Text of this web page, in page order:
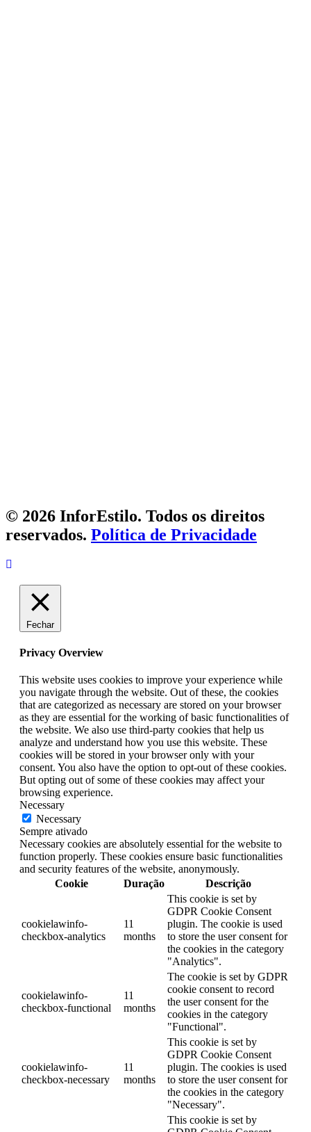
© 2026 InforEstilo. Todos os direitos
reservados. Política de Privacidade
Fechar
Privacy Overview
This website uses cookies to improve your experience while
you navigate through the website. Out of these, the cookies
that are categorized as necessary are stored on your browser
as they are essential for the working of basic functionalities of
the website. We also use third-party cookies that help us
analyze and understand how you use this website. These
cookies will be stored in your browser only with your
consent. You also have the option to opt-out of these cookies.
But opting out of some of these cookies may affect your
browsing experience.
Necessary
Necessary
Sempre ativado
Necessary cookies are absolutely essential for the website to
function properly. These cookies ensure basic functionalities
and security features of the website, anonymously.
Cookie
Duração Descrição
cookielawinfo-
checkbox-analytics
11
months
This cookie is set by
GDPR Cookie Consent
plugin. The cookie is used
to store the user consent for
the cookies in the category
"Analytics".
cookielawinfo-
checkbox-functional
11
months
The cookie is set by GDPR
cookie consent to record
the user consent for the
cookies in the category
"Functional".
cookielawinfo-
checkbox-necessary
11
months
This cookie is set by
GDPR Cookie Consent
plugin. The cookies is used
to store the user consent for
the cookies in the category
"Necessary".
This cookie is set by